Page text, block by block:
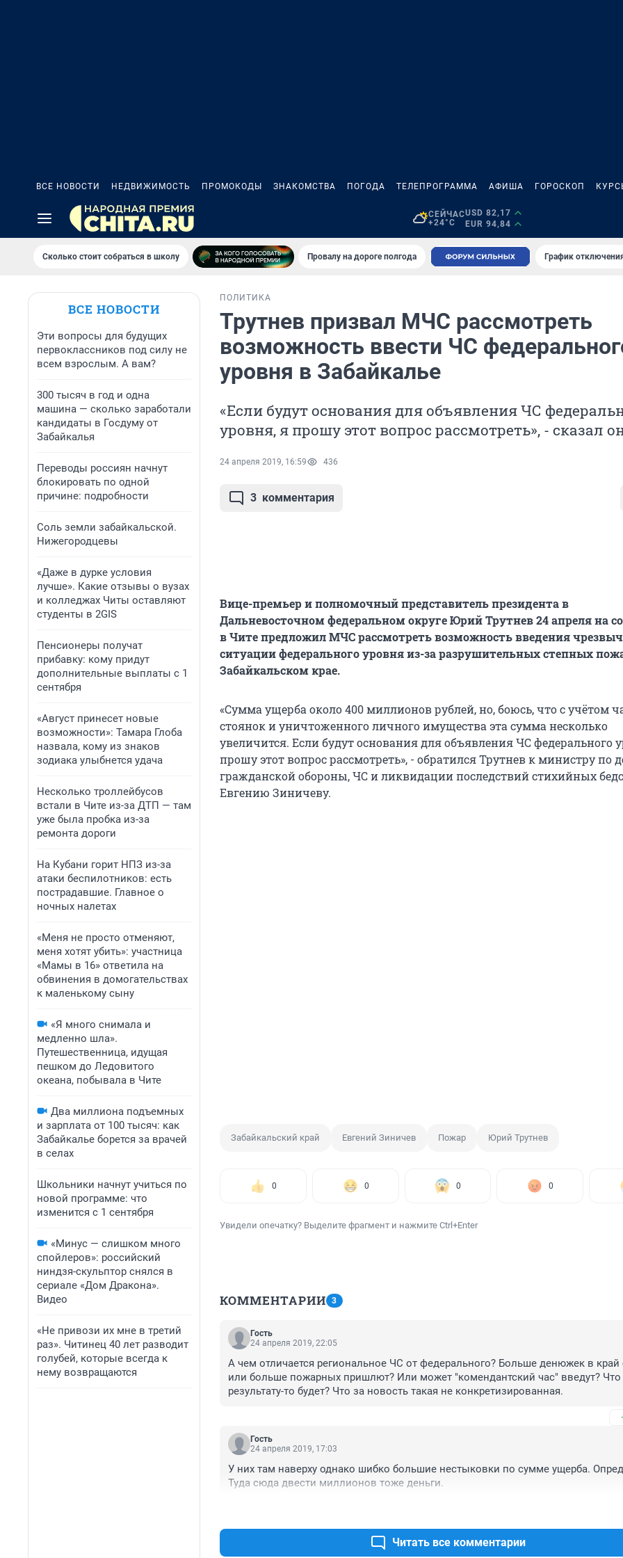
ВСЕ НОВОСТИ НЕДВИЖИМОСТЬ ПРОМОКОДЫ ЗНАКОМСТВА ПОГОДА ТЕЛЕПРОГРАММА АФИША ГОРОСКОП
СЕЙЧАС
+24°C
USD 82,17
EUR 94,84
Сколько стоит собраться в школу Провалу на дороге полгода График
ВСЕ НОВОСТИ
Эти вопросы для будущих
первоклассников под силу не
всем взрослым. А вам?
300 тысяч в год и одна
машина — сколько заработали
кандидаты в Госдуму от
Забайкалья
Переводы россиян начнут
блокировать по одной
причине: подробности
Соль земли забайкальской.
Нижегородцевы
«Даже в дурке условия
лучше». Какие отзывы о вузах
и колледжах Читы оставляют
студенты в 2GIS
Пенсионеры получат
прибавку: кому придут
дополнительные выплаты с 1
сентября
«Август принесет новые
возможности»: Тамара Глоба
назвала, кому из знаков
зодиака улыбнется удача
Несколько троллейбусов
встали в Чите из-за ДТП — там
уже была пробка из-за
ремонта дороги
На Кубани горит НПЗ из-за
атаки беспилотников: есть
пострадавшие. Главное о
ночных налетах
«Меня не просто отменяют,
меня хотят убить»: участница
«Мамы в 16» ответила на
обвинения в домогательствах
к маленькому сыну
«Я много снимала и
медленно шла».
Путешественница, идущая
пешком до Ледовитого
океана, побывала в Чите
Два миллиона подъемных
и зарплата от 100 тысяч: как
Забайкалье борется за врачей
в селах
Школьники начнут учиться по
новой программе: что
изменится с 1 сентября
«Минус — слишком много
спойлеров»: российский
ниндзя-скульптор снялся в
сериале «Дом Дракона».
Видео
«Не привози их мне в третий
раз». Читинец 40 лет разводит
голубей, которые всегда к
нему возвращаются
ПОЛИТИКА
Трутнев призвал МЧС рассмотреть
возможность ввести ЧС
уровня в Забайкалье
«Если будут основания для объявления ЧС
уровня, я прошу этот вопрос рассмотреть», - сказал
24 апреля 2019, 16:59 436
3 комментария
Вице-премьер и полномочный представитель президента в
Дальневосточном федеральном округе Юрий Трутнев 24 апреля на
в Чите предложил МЧС рассмотреть возможность введения
ситуации федерального уровня из-за разрушительных степных
Забайкальском крае.
«Сумма ущерба около 400 миллионов рублей, но, боюсь, что с учётом
стоянок и уничтоженного личного имущества эта сумма несколько
увеличится. Если будут основания для объявления ЧС федерального
прошу этот вопрос рассмотреть», - обратился Трутнев к министру по
гражданской обороны, ЧС и ликвидации последствий стихийных
Евгению Зиничеву.
Забайкальский край Евгений Зиничев Пожар Юрий Трутнев
0 0 0 0
Увидели опечатку? Выделите фрагмент и нажмите Ctrl+Enter
КОММЕНТАРИИ 3
Гость
24 апреля 2019, 22:05
А чем отличается региональное ЧС от федерального? Больше денюжек в край
или больше пожарных пришлют? Или может "комендантский час" введут? Что
результату-то будет? Что за новость такая не конкретизированная.
Гость
24 апреля 2019, 17:03
У них там наверху однако шибко большие нестыковки по сумме ущерба.
Туда сюда двести миллионов тоже деньги.
Читать все комментарии